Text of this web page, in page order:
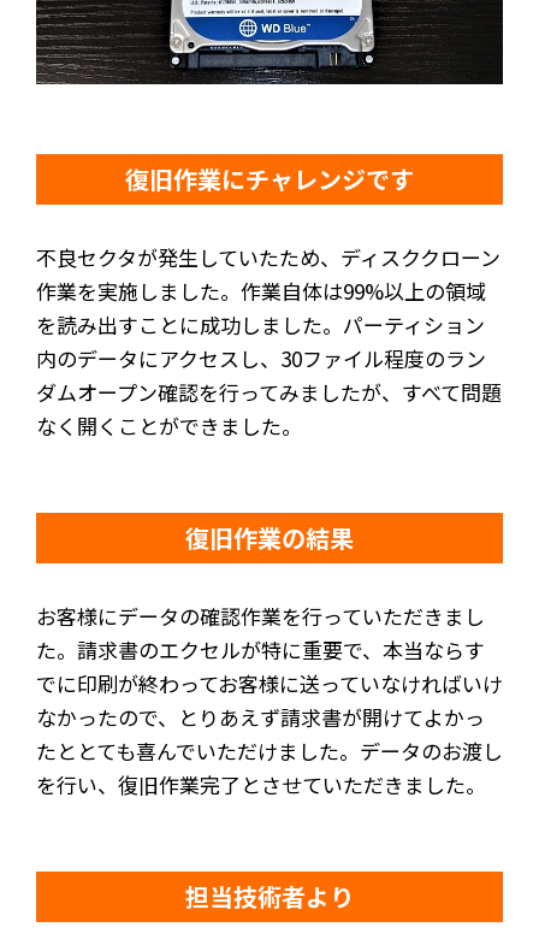
復旧作業にチャレンジです
不良セクタが発生していたため、ディスククローン
作業を実施しました。作業自体は99%以上の領域
を読み出すことに成功しました。パーティション
内のデータにアクセスし、30ファイル程度のラン
ダムオープン確認を行ってみましたが、すべて問題
なく開くことができました。
復旧作業の結果
お客様にデータの確認作業を行っていただきまし
た。請求書のエクセルが特に重要で、本当ならす
でに印刷が終わってお客様に送っていなければいけ
なかったので、とりあえず請求書が開けてよかっ
たととても喜んでいただけました。データのお渡し
を行い、復旧作業完了とさせていただきました。
担当技術者より